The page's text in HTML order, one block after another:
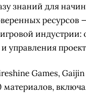
знаний для
ресурсов
индустрии:
управления
Games,
материалов,